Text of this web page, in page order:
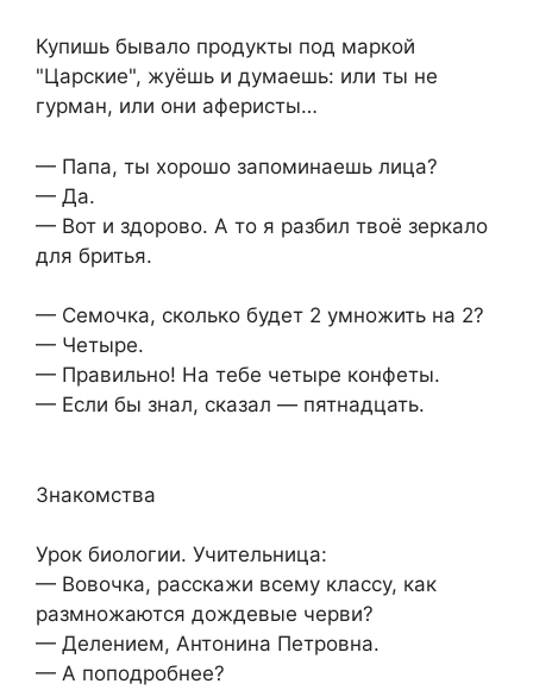
Купишь бывало продукты под маркой
"Царские", жуёшь и думаешь: или ты не
гурман, или они аферисты…
— Папа, ты хорошо запоминаешь лица?
— Да.
— Вот и здорово. А то я разбил твоё зеркало
для бритья.
— Семочка, сколько будет 2 умножить на 2?
— Четыре.
— Правильно! На тебе четыре конфеты.
— Если бы знал, сказал — пятнадцать.
Знакомства
Урок биологии. Учительница:
— Вовочка, расскажи всему классу, как
размножаются дождевые черви?
— Делением, Антонина Петровна.
— А поподробнее?